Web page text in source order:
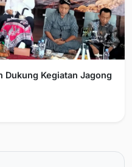
Dukung Kegiatan Jagong